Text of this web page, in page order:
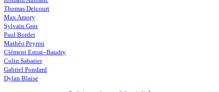
Thomas Delcourt
Max Amory
Sylvain Gras
Paul Bordet
Mathéo Peyron
Clément Estrat–Baudry
Colin Sabatier
Gabriel Pondard
Dylan Blaise